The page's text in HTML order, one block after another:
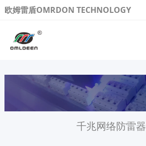
欧姆雷盾OMRDON TECHNOLOGY
千兆网络防雷器